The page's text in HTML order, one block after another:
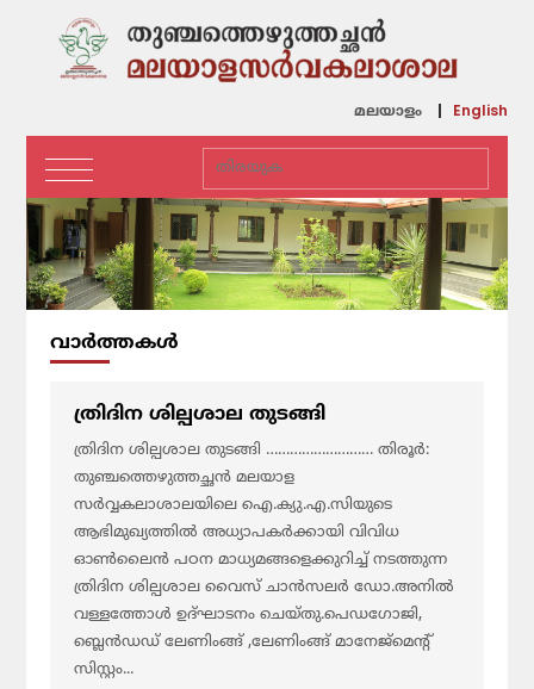
മലയാളം English
വാര്‍ത്തകള്‍
ത്രിദിന ശില്പശാല തുടങ്ങി
ത്രിദിന ശില്പശാല തുടങ്ങി ……………………… തിരൂർ:
തുഞ്ചത്തെഴുത്തച്ഛൻ മലയാള
സർവ്വകലാശാലയിലെ ഐ.ക്യു.എ.സിയുടെ
ആഭിമുഖ്യത്തിൽ അധ്യാപകർക്കായി വിവിധ
ഓൺലൈൻ പഠന മാധ്യമങ്ങളെക്കുറിച്ച് നടത്തുന്ന
ത്രിദിന ശില്പശാല വൈസ് ചാൻസലർ ഡോ.അനിൽ
വള്ളത്തോൾ ഉദ്ഘാടനം ചെയ്തു.പെഡഗോജി,
ബ്ലെൻഡഡ് ലേണിംങ്ങ് ,ലേണിംങ്ങ് മാനേജ്മെൻ്റ്
സിസ്റ്റം...